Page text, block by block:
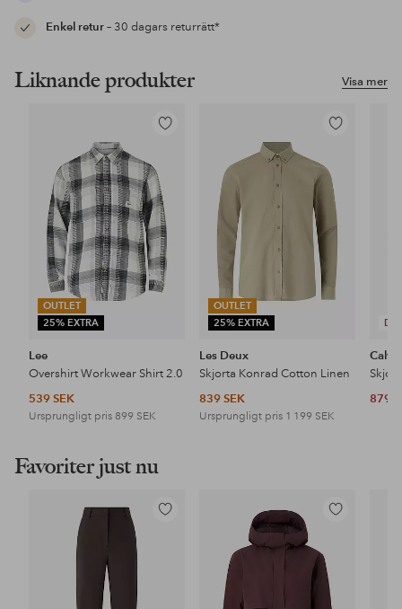
Enkel retur– 30 dagars returrätt*
Visa mer
Liknande produkter
OUTLET
25% EXTRA
Lägg
i
favoriter
Lee
Overshirt Workwear Shirt 2.0
539 SEK
Ursprungligt pris 899 SEK
OUTLET
25% EXTRA
Lägg
i
favoriter
Les Deux
Skjorta Konrad Cotton Linen
839 SEK
Ursprungligt pris 1 199 SEK
879
Favoriter just nu
Lägg
Lägg
favoriter